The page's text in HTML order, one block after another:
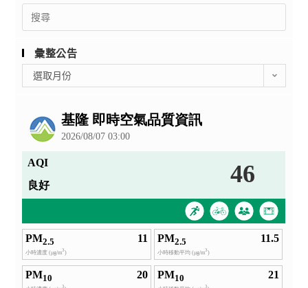
Search
for:
彙整公告
整
選取月份